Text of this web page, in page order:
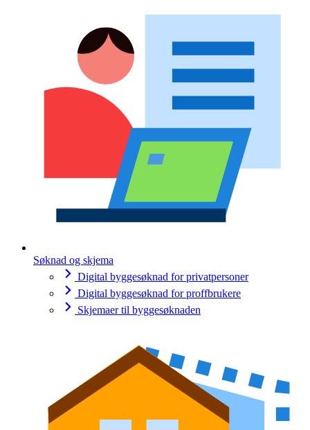
Søknad og skjema
Digital byggesøknad for privatpersoner
Digital byggesøknad for proffbrukere
Skjemaer til byggesøknaden